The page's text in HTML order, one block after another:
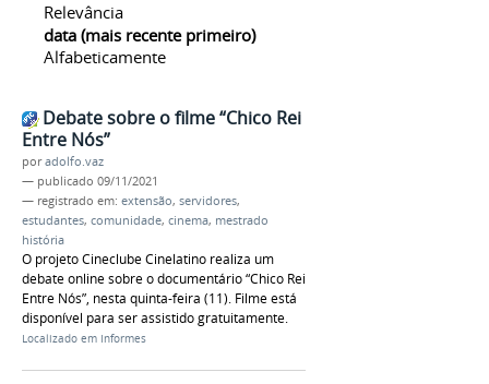
Relevância
data (mais recente primeiro)
Alfabeticamente
Debate sobre o filme “Chico Rei
Entre Nós”
poradolfo.vaz
— publicado 09/11/2021
— registrado em: extensão, servidores,
estudantes, comunidade, cinema, mestrado
história
O projeto Cineclube Cinelatino realiza um
debate online sobre o documentário “Chico Rei
Entre Nós”, nesta quinta-feira (11). Filme está
disponível para ser assistido gratuitamente.
Localizado em Informes